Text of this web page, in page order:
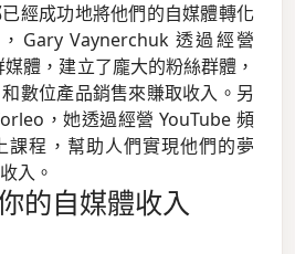
經成功地將他們的自媒體轉化
Gary Vaynerchuk 透過經營
體，建立了龐大的粉絲群體，
數位產品銷售來賺取收入。另
，她透過經營 YouTube 頻
課程，幫助人們實現他們的夢
入。
的自媒體收入